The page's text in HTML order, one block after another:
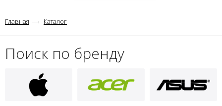
Главная Каталог
Поиск по бренду